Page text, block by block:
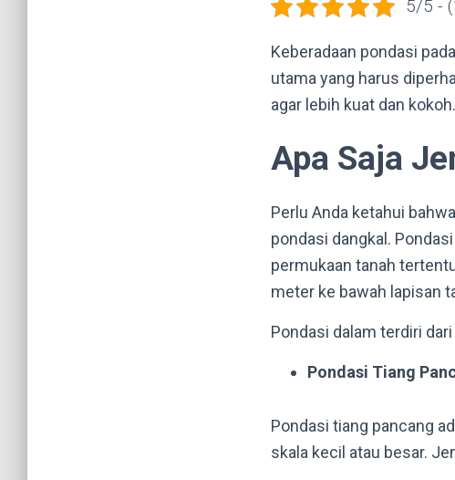
5/5 -
Keberadaan pondasi
utama yang harus
agar lebih kuat dan
Apa Saja
Perlu Anda ketahui
pondasi dangkal.
permukaan tanah
meter ke bawah lapisan
Pondasi dalam terdiri
Pondasi Tiang
Pondasi tiang pancang
skala kecil atau besar.